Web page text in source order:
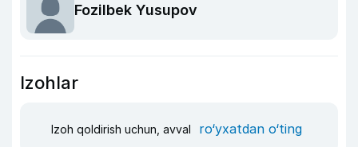
Fozilbek Yusupov
Izohlar
Izoh qoldirish uchun, avval ro‘yxatdan o‘ting